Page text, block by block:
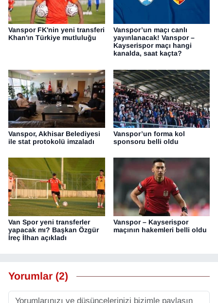
Vanspor FK'nin yeni transferi
Khan'ın Türkiye mutluluğu
Vanspor’un maçı canlı
yayınlanacak! Vanspor –
Kayserispor maçı hangi
kanalda, saat kaçta?
Vanspor, Akhisar Belediyesi
ile stat protokolü imzaladı
Vanspor’un forma kol
sponsoru belli oldu
Van Spor yeni transferler
yapacak mı? Başkan Özgür
İreç İlhan açıkladı
Vanspor – Kayserispor
maçının hakemleri belli oldu
Yorumlar (2)